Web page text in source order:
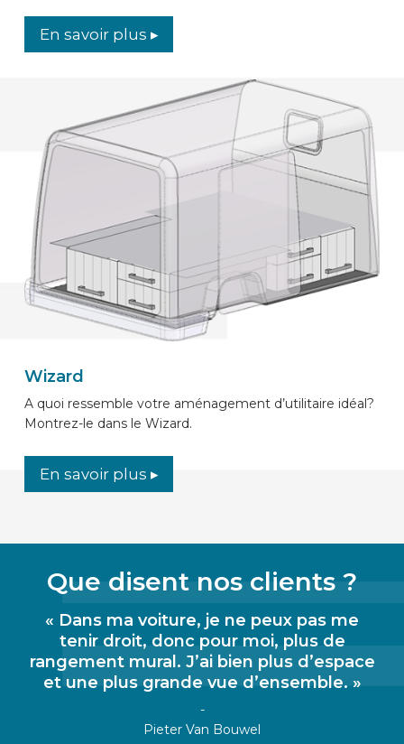
En savoir plus ▸
Wizard
A quoi ressemble votre aménagement d’utilitaire idéal?
Montrez-le dans le Wizard.
En savoir plus ▸
Que disent nos clients ?
« Dans ma voiture, je ne peux pas me
tenir droit, donc pour moi, plus de
rangement mural. J’ai bien plus d’espace
et une plus grande vue d’ensemble. »
-
Pieter Van Bouwel